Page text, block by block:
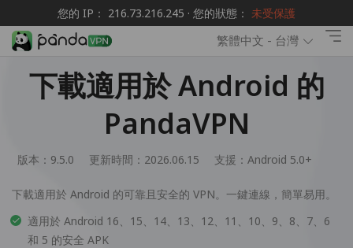
您的 IP： 216.73.216.245 · 您的狀態： 未受保護
繁體中文 - 台灣
下載適用於 Android 的
PandaVPN
版本：9.5.0 更新時間：2026.06.15 支援： Android 5.0+
下載適用於 Android 的可靠且安全的 VPN。一鍵連線，簡單易用。
適用於 Android 16、15、14、13、12、11、10、9、8、7、6
和 5 的安全 APK